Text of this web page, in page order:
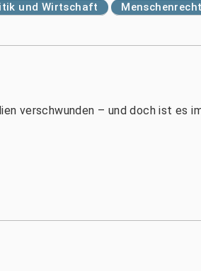
und Wirtschaft
verschwunden – und doch ist es